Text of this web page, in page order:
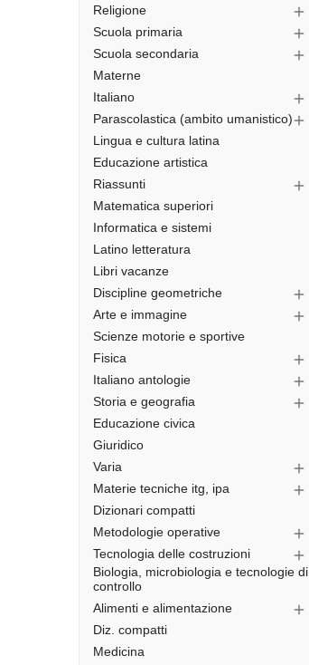
Religione 
Scuola primaria 
Scuola secondaria 
Materne
Italiano

Parascolastica (ambito umanistico)
Lingua e cultura latina
Educazione artistica
Riassunti

Matematica superiori
Informatica e sistemi
Latino letteratura
Libri vacanze
Discipline geometriche

Arte e immagine 
Scienze motorie e sportive
Fisica

Italiano antologie 
Storia e geografia 
Educazione civica
Giuridico
Varia

Materie tecniche itg, ipa 
Dizionari compatti
Metodologie operative

Tecnologia delle costruzioni 
Biologia, microbiologia e tecnologie di
controllo
Alimenti e alimentazione

Diz. compatti
Medicina